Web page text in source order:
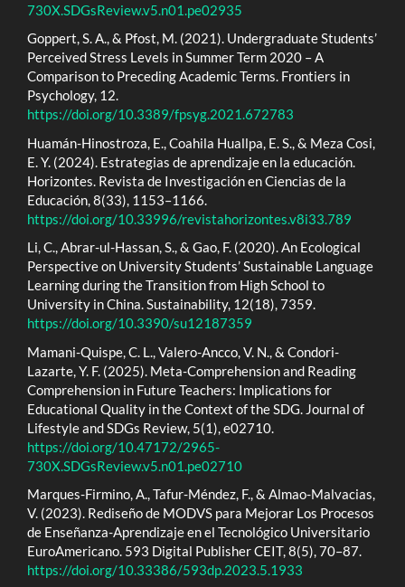
730X.SDGsReview.v5.n01.pe02935
Goppert, S. A., & Pfost, M. (2021). Undergraduate Students’
Perceived Stress Levels in Summer Term 2020 – A
Comparison to Preceding Academic Terms. Frontiers in
Psychology, 12.
https://doi.org/10.3389/fpsyg.2021.672783
Huamán-Hinostroza, E., Coahila Huallpa, E. S., & Meza Cosi,
E. Y. (2024). Estrategias de aprendizaje en la educación.
Horizontes. Revista de Investigación en Ciencias de la
Educación, 8(33), 1153–1166.
https://doi.org/10.33996/revistahorizontes.v8i33.789
Li, C., Abrar-ul-Hassan, S., & Gao, F. (2020). An Ecological
Perspective on University Students’ Sustainable Language
Learning during the Transition from High School to
University in China. Sustainability, 12(18), 7359.
https://doi.org/10.3390/su12187359
Mamani-Quispe, C. L., Valero-Ancco, V. N., & Condori-
Lazarte, Y. F. (2025). Meta-Comprehension and Reading
Comprehension in Future Teachers: Implications for
Educational Quality in the Context of the SDG. Journal of
Lifestyle and SDGs Review, 5(1), e02710.
https://doi.org/10.47172/2965-
730X.SDGsReview.v5.n01.pe02710
Marques-Firmino, A., Tafur-Méndez, F., & Almao-Malvacias,
V. (2023). Rediseño de MODVS para Mejorar Los Procesos
de Enseñanza-Aprendizaje en el Tecnológico Universitario
EuroAmericano. 593 Digital Publisher CEIT, 8(5), 70–87.
https://doi.org/10.33386/593dp.2023.5.1933